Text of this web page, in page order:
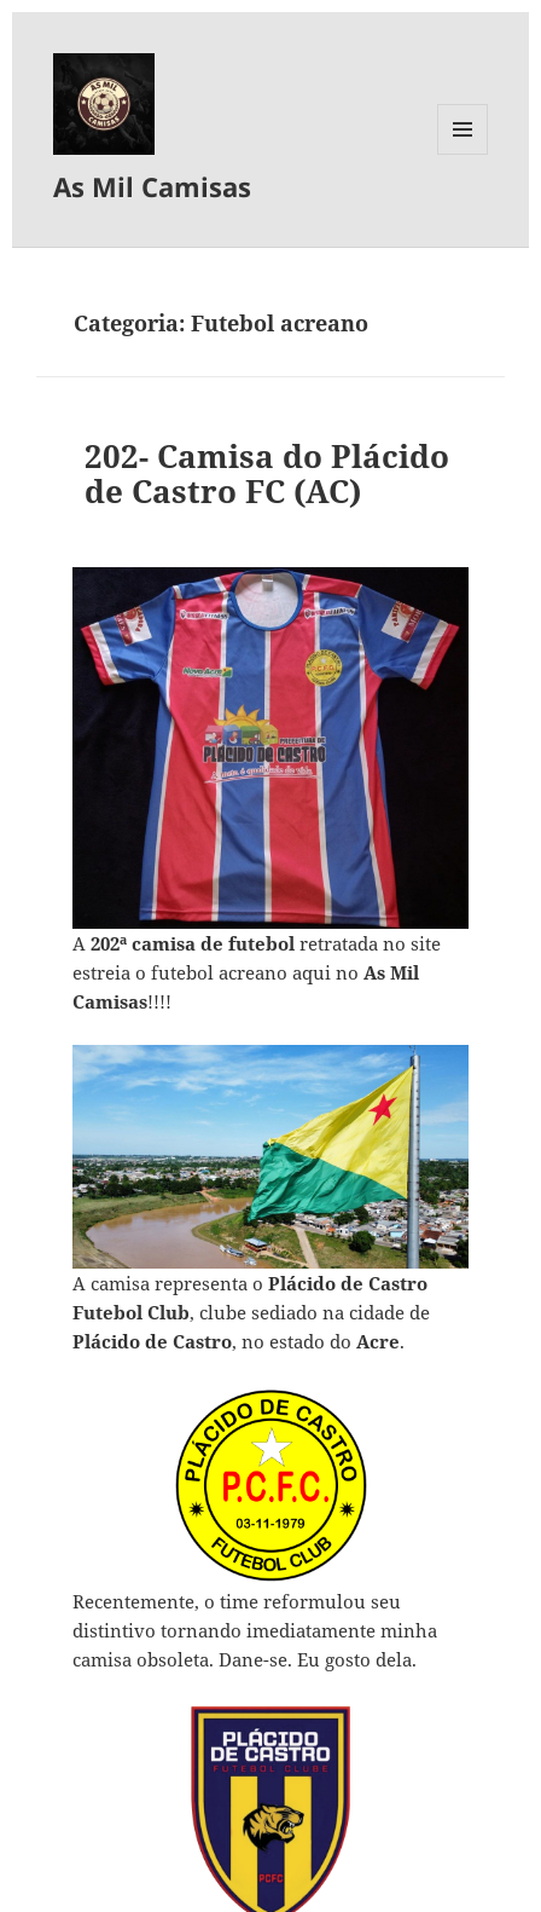
As Mil Camisas
Categoria:Futebol acreano
202- Camisa do Plácido
de Castro FC (AC)
A 202ª camisa de futebolretratada no site
estreia o futebol acreano aqui no As Mil
Camisas!!!!
A camisa representa o Plácido de Castro
Futebol Club, clube sediado na cidade de
Plácido de Castro, no estado do Acre.
Recentemente, o time reformulou seu
distintivo tornando imediatamente minha
camisa obsoleta. Dane-se. Eu gosto dela.